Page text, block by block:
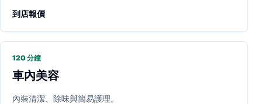
到店報價
120 分鐘
車內美容
內裝清潔、除味與簡易護理。